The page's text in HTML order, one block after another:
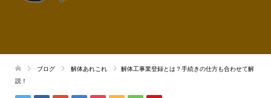
ブログ 解体あれこれ
解体工事業登録とは？手続きの仕方も合わせて解
説！